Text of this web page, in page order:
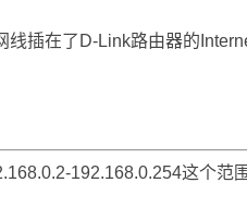
线插在了D-Link路由器的
192.168.0.254这个范